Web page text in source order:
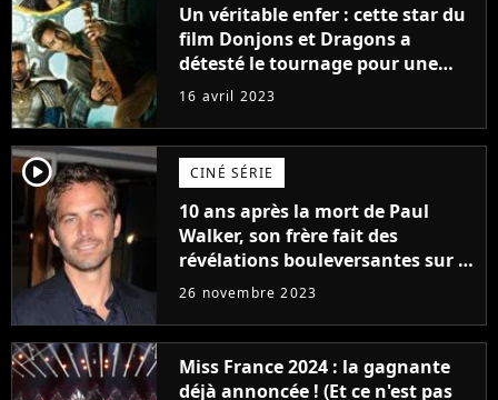
Un véritable enfer : cette star du
film Donjons et Dragons a
détesté le tournage pour une
raison très spéciale
16 avril 2023
player2 CINÉ SÉRIE
10 ans après la mort de Paul
Walker, son frère fait des
révélations bouleversantes sur la
réaction des acteurs de Fast and
26 novembre 2023
Miss France 2024 : la gagnante
déjà annoncée ! (Et ce n'est pas